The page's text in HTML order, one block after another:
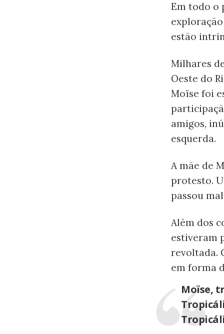
Em todo o
estão
Milhares
Oeste do
Moïse foi
amigos,
esquerda.
A mãe de
protesto.
passou
Além dos
estiveram
revoltada.
em forma
Moïse,